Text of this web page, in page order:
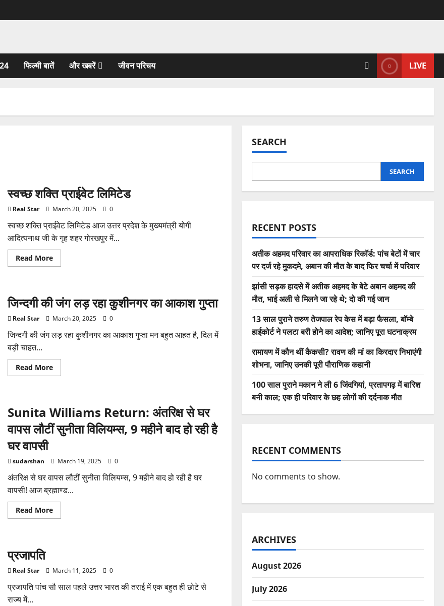
फिल्मी बातें और खबरें जीवन परिचय LIVE
स्वच्छ शक्ति प्राईवेट लिमिटेड
Real Star March 20, 2025 0
स्वच्छ शक्ति प्राईवेट लिमिटेड आज उत्तर प्रदेश के मुख्यमंत्री योगी
आदित्यनाथ जी के गृह शहर गोरखपुर में...
Read MoreRead
more
लिमिटेड
जिन्दगी की जंग लड़ रहा कुशीनगर का आकाश गुप्ता
Real Star March 20, 2025 0
जिन्दगी की जंग लड़ रहा कुशीनगर का आकाश गुप्ता मन बहुत आहत है, दिल में
बड़ी चाहत...
Read MoreRead
more
लड़
रहा
कुशीनगर
का
आकाश
Sunita Williams Return: अंतरिक्ष से घर
वापस लौटीं सुनीता विलियम्स, 9 महीने बाद हो रही है
घर वापसी
sudarshan March 19, 2025 0
अंतरिक्ष से घर वापस लौटीं सुनीता विलियम्स, 9 महीने बाद हो रही है घर
वापसी! आज ब्रह्माण्ड...
Read MoreRead
more
घर
वापस
लौटीं
सुनीता
प्रजापति
Real Star March 11, 2025 0
प्रजापति पांच सौ साल पहले उत्तर भारत की तराई में एक बहुत ही छोटे से
राज्य में...
SEARCH
SEARCH
RECENT POSTS
अतीक अहमद परिवार का आपराधिक रिकॉर्ड: पांच बेटों में चार
पर दर्ज रहे मुकदमे, अबान की मौत के बाद फिर चर्चा में परिवार
झांसी सड़क हादसे में अतीक अहमद के बेटे अबान अहमद की
मौत, भाई अली से मिलने जा रहे थे; दो की गई जान
13 साल पुराने तरुण तेजपाल रेप केस में बड़ा फैसला, बॉम्बे
हाईकोर्ट ने पलटा बरी होने का आदेश; जानिए पूरा घटनाक्रम
रामायण में कौन थीं कैकसी? रावण की मां का किरदार निभाएंगी
शोभना, जानिए उनकी पूरी पौराणिक कहानी
100 साल पुराने मकान ने ली 6 जिंदगियां, प्रतापगढ़ में बारिश
बनी काल; एक ही परिवार के छह लोगों की दर्दनाक मौत
RECENT COMMENTS
No comments to show.
ARCHIVES
August 2026
July 2026